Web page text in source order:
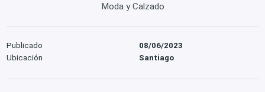
Moda y Calzado
Publicado
08/06/2023
Ubicación
Santiago